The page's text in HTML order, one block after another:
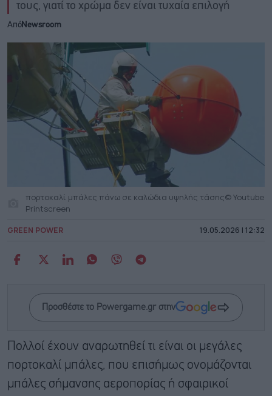
τους, γιατί το χρώμα δεν είναι τυχαία επιλογή
ΑπόNewsroom
πορτοκαλί μπάλες πάνω σε καλώδια υψηλής τάσης© Youtube
Printscreen
GREEN POWER 19.05.2026 | 12:32
Προσθέστε το Powergame.gr στην
Πολλοί έχουν αναρωτηθεί τι είναι οι μεγάλες
πορτοκαλί μπάλες, που επισήμως ονομάζονται
μπάλες σήμανσης αεροπορίας ή σφαιρικοί